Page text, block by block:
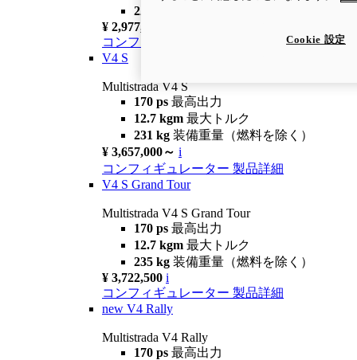
229 kg
¥ 2,977,000
コンフィギュレーター
V4 S
Multistrada V4 S
170 ps 最高出力
12.7 kgm 最大トルク
231 kg 装備重量（燃料を除く）
¥ 3,657,000～ i
コンフィギュレーター 製品詳細
V4 S Grand Tour
Multistrada V4 S Grand Tour
170 ps 最高出力
12.7 kgm 最大トルク
235 kg 装備重量（燃料を除く）
¥ 3,722,500 i
コンフィギュレーター 製品詳細
new V4 Rally
Multistrada V4 Rally
170 ps 最高出力
Cookie 設定